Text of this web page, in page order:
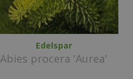
Edelspar
Abies procera 'Aurea'